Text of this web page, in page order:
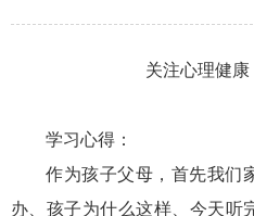
关注心理健
学习心得：
作为孩子父母，首先我们
办、孩子为什么这样、今天听